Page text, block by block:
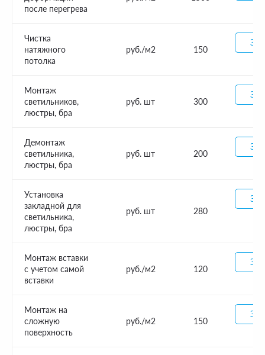
после перегрева
Чистка
натяжного
потолка
руб./м2 150
Монтаж
светильников,
люстры, бра
руб. шт 300
Демонтаж
светильника,
люстры, бра
руб. шт 200
Установка
закладной для
светильника,
люстры, бра
руб. шт 280
Монтаж вставки
с учетом самой
вставки
руб./м2 120
Монтаж на
сложную
поверхность
руб./м2 150